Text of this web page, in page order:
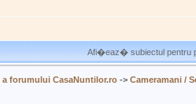
Afi�eaz� subiectul pentru
a forumului CasaNuntilor.ro -> Cameramani /